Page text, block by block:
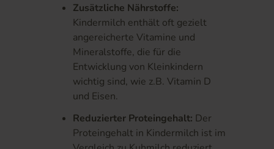
Zusätzliche Nährstoffe:
Kindermilch enthält oft gezielt
angereicherte Vitamine und
Mineralstoffe, die für die
Entwicklung von Kleinkindern
wichtig sind, wie z.B. Vitamin D
und Eisen.
Reduzierter Proteingehalt: Der
Proteingehalt in Kindermilch ist im